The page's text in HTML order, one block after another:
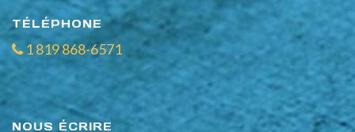
TÉLÉPHONE
1 819 868-6571
NOUS ÉCRIRE